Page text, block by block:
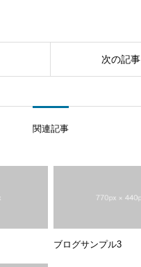
次の記事
関連記事
ブログサンプル3